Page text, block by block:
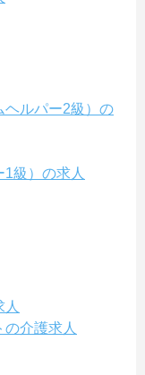
ヘルパー2級）の
級）の求人
介護求人